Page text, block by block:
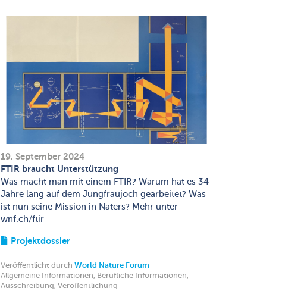
19. September 2024
FTIR braucht Unterstützung
Was macht man mit einem FTIR? Warum hat es 34
Jahre lang auf dem Jungfraujoch gearbeitet? Was
ist nun seine Mission in Naters? Mehr unter
wnf.ch/ftir
Projektdossier
Veröffentlicht durch World Nature Forum
Allgemeine Informationen, Berufliche Informationen,
Ausschreibung, Veröffentlichung